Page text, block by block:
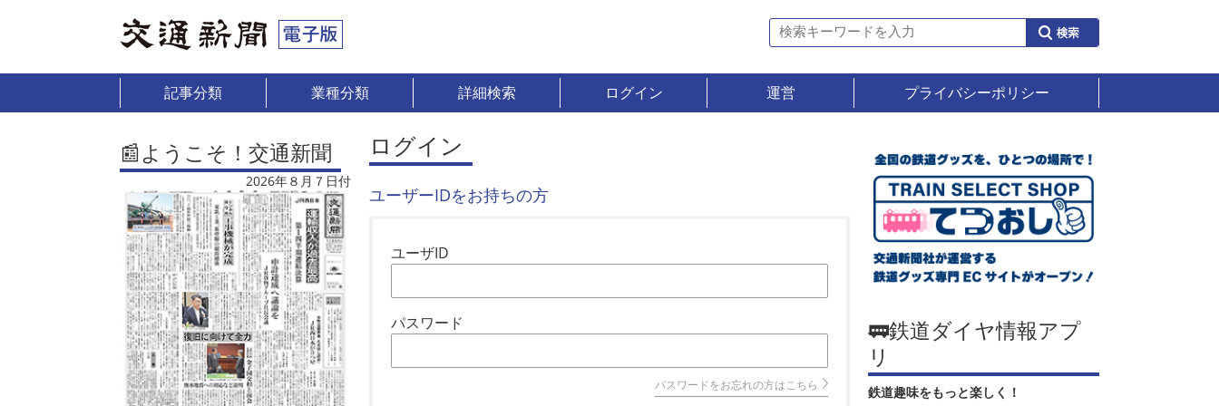
記事分類 業種分類 詳細検索 ログイン 運営 プライバシーポリシー
📰ようこそ！交通新聞
2026年８月７日付
ログイン
ユーザーIDをお持ちの方
ユーザID
パスワード
パスワードをお忘れの方はこちら
🚃鉄道ダイヤ情報アプ
リ
鉄道趣味をもっと楽しく！